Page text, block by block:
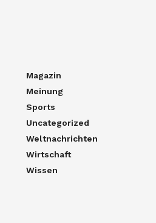
Magazin
Meinung
Sports
Uncategorized
Weltnachrichten
Wirtschaft
Wissen